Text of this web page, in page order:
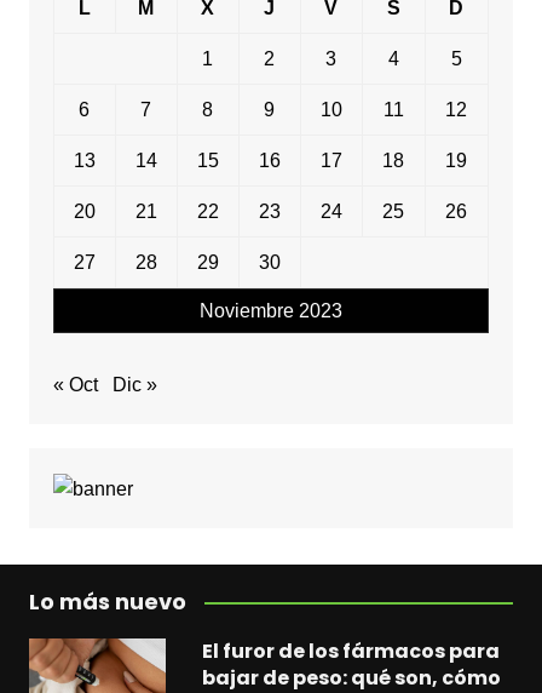
Noviembre 2023
L M X J V S D
1 2 3 4 5
6 7 8 9 10 11 12
13 14 15 16 17 18 19
20 21 22 23 24 25 26
27 28 29 30
« Oct Dic »
Lo más nuevo
El furor de los fármacos para
bajar de peso: qué son, cómo